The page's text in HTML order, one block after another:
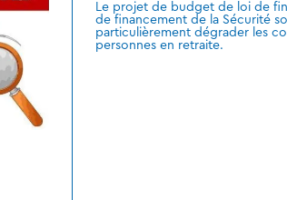
Le projet de budget de loi de
de financement de la Sécurité
particulièrement dégrader les
personnes en retraite.